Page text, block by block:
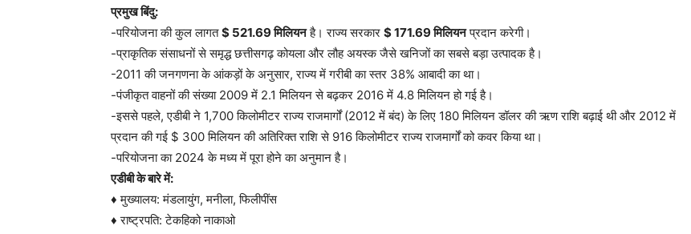
प्रमुख बिंदु:
-परियोजना की कुल लागत$ 521.69 मिलियनहै। राज्य सरकार $ 171.69 मिलियनप्रदान करेगी।
-प्राकृतिक संसाधनों से समृद्ध छत्तीसगढ़ कोयला और लौह अयस्क जैसे खनिजों का सबसे बड़ा उत्पादक है।
-2011 की जनगणना के आंकड़ों के अनुसार, राज्य में गरीबी का स्तर 38% आबादी का था।
-पंजीकृत वाहनों की संख्या 2009 में 2.1 मिलियन से बढ़कर 2016 में 4.8 मिलियन हो गई है।
-इससे पहले, एडीबी ने 1,700 किलोमीटर राज्य राजमार्गों (2012 में बंद) के लिए 180 मिलियन डॉलर की ऋण राशि बढ़ाई थी और 2012 में
प्रदान की गई $ 300 मिलियन की अतिरिक्त राशि से 916 किलोमीटर राज्य राजमार्गों को कवर किया था।
-परियोजना का 2024 के मध्य में पूरा होने का अनुमान है।
एडीबी के बारे में:
♦ मुख्यालय: मंडलायुंग, मनीला, फिलीपींस
♦ राष्ट्रपति: टेकहिको नाकाओ